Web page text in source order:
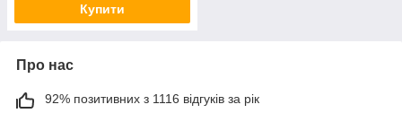
Купити
Про нас
92% позитивних з 1116 відгуків за рік